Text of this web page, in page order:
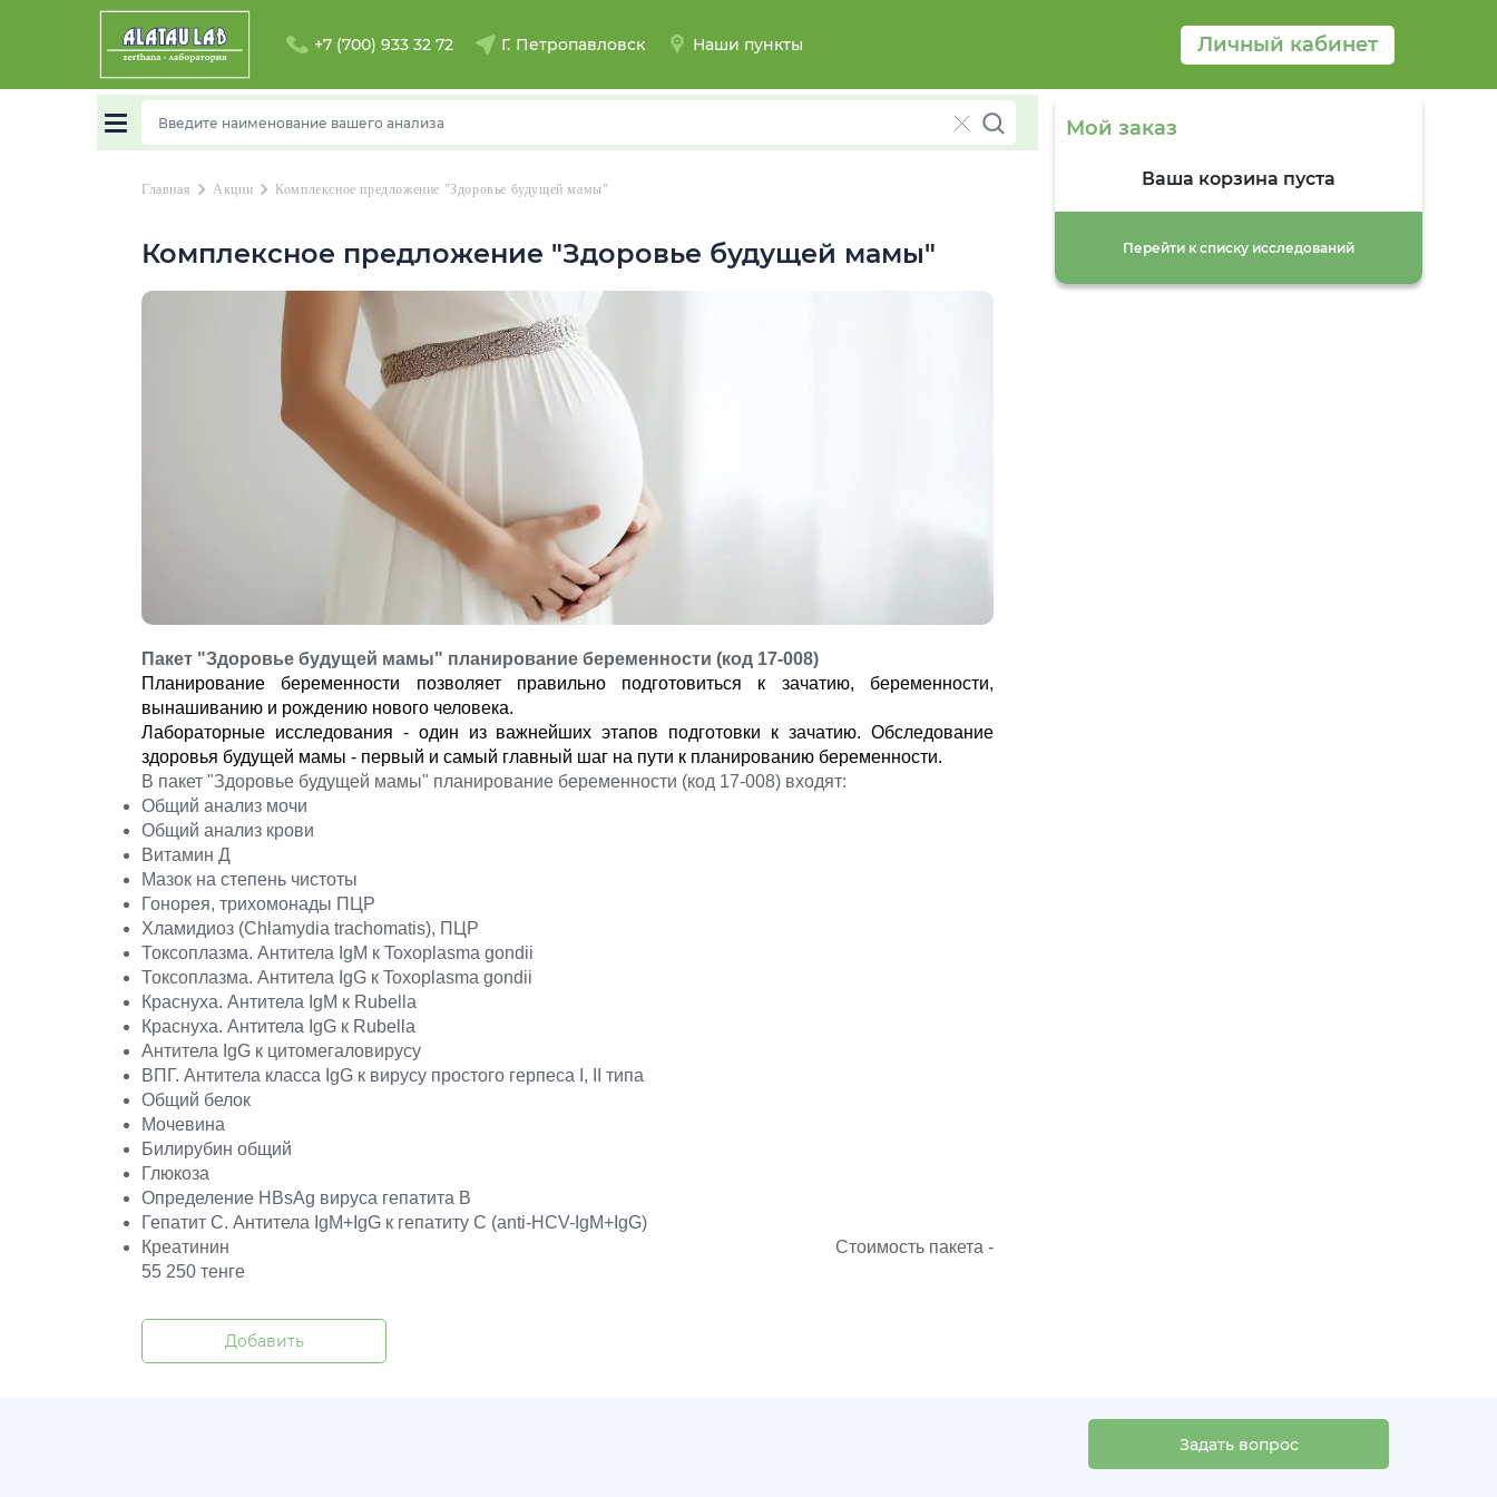
+7 (700) 933 32 72 Г. Петропавловск Наши пункты Личный кабинет
Мой заказ
Ваша корзина пуста
Перейти к списку исследований
Главная chevron_rightАкции chevron_right Комплексное предложение "Здоровье будущей мамы"
Комплексное предложение "Здоровье будущей мамы"
Пакет "Здоровье будущей мамы" планирование беременности (код 17-008)
Планирование беременности позволяет правильно подготовиться к зачатию, беременности,
вынашиванию и рождению нового человека.
Лабораторные исследования - один из важнейших этапов подготовки к зачатию. Обследование
здоровья будущей мамы - первый и самый главный шаг на пути к планированию беременности.
В пакет "Здоровье будущей мамы" планирование беременности (код 17-008) входят:
Общий анализ мочи
Общий анализ крови
Витамин Д
Мазок на степень чистоты
Гонорея, трихомонады ПЦР
Хламидиоз (Chlamydia trachomatis), ПЦР
Токсоплазма. Антитела IgМ к Toxoplasma gondii
Токсоплазма. Антитела IgG к Toxoplasma gondii
Краснуха. Антитела IgM к Rubella
Краснуха. Антитела IgG к Rubella
Антитела IgG к цитомегаловирусу
ВПГ. Антитела класса IgG к вирусу простого герпеса I, II типа
Общий белок
Мочевина
Билирубин общий
Глюкоза
Определение HBsAg вируса гепатита B
Гепатит С. Антитела IgM+IgG к гепатиту С (anti-HCV-IgM+IgG)
Креатинин Стоимость пакета -
55 250 тенге
Добавить
Задать вопрос